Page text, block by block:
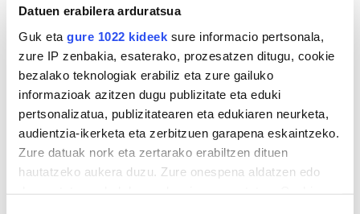
Datuen erabilera arduratsua
Guk eta gure 1022 kideek sure informacio pertsonala,
zure IP zenbakia, esaterako, prozesatzen ditugu, cookie
bezalako teknologiak erabiliz eta zure gailuko
informazioak azitzen dugu publizitate eta eduki
pertsonalizatua, publizitatearen eta edukiaren neurketa,
audientzia-ikerketa eta zerbitzuen garapena eskaintzeko.
Zure datuak nork eta zertarako erabiltzen dituen
hautatzeko aukera duzu. Zure onespena aldatzen edo